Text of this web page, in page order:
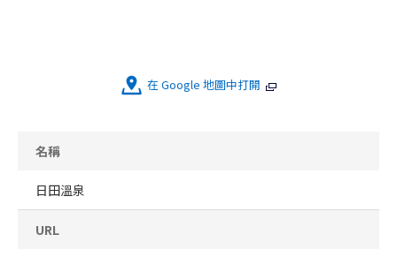
在 Google 地圖中打開
名稱
日田溫泉
URL